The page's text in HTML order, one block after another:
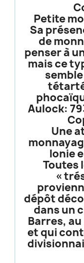
Petite
Sa
de
penser à
mais ce
Aulock:
Une
Ionie
Toutes
«
dépôt
dans un
Barres,
et qui